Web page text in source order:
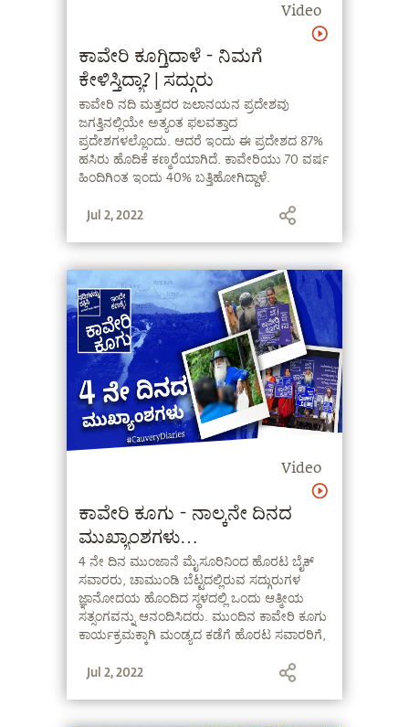
Video
ಕಾವೇರಿ ಕೂಗ್ತಿದಾಳೆ - ನಿಮಗೆ
ಕೇಳಿಸ್ತಿದ್ಯಾ? | ಸದ್ಗುರು
ಕಾವೇರಿ ನದಿ ಮತ್ತದರ ಜಲಾನಯನ ಪ್ರದೇಶವು
ಜಗತ್ತಿನಲ್ಲಿಯೇ ಅತ್ಯಂತ ಫಲವತ್ತಾದ
ಪ್ರದೇಶಗಳಲ್ಲೊಂದು. ಆದರೆ ಇಂದು ಈ ಪ್ರದೇಶದ 87%
ಹಸಿರು ಹೊದಿಕೆ ಕಣ್ಮರೆಯಾಗಿದೆ. ಕಾವೇರಿಯು 70 ವರ್ಷ
ಹಿಂದಿಗಿಂತ ಇಂದು 40% ಬತ್ತಿಹೋಗಿದ್ದಾಳೆ.
ಆದ್ದರಿಂದ ಮಳೆಯ ಸಮಯದಲ್ಲಿ ಎಲ್ಲಾ ನೀರು ಹರಿದು
ಅಭೂತಪೂರ್ವ ಅಭಿಯಾನ. ಇದು ಭಾರತದ
ಜೀವನಾಡಿಗಳಾದ ನದಿಗಳನ್ನು
ಪುನಶ್ಚೇತನಗೊಳಿಸುವುದು ಹೇಗೆ ಎಂಬ ಬಗ್ಗೆ ಮಾದರಿ
ರೂಪುರೇಷೆಯನ್ನು ಒದಗಿಸುತ್ತದೆ. ಇದು ಕಾವೇರಿ
ನದಿಯ ಪುನಶ್ಚೈತನ್ಯದ ಕಾರ್ಯವನ್ನು
ಪ್ರಾರಂಭಿಸುವುದಲ್ಲದೆ, 8.4 ಕೋಟಿ ಜನರ ಬದುಕನ್ನು
ರೂಪಾಂತರಿಸುತ್ತದೆ. #CauveryCalling
Jul 2, 2022
Video
ಕಾವೇರಿ ಕೂಗು - ನಾಲ್ಕನೇ ದಿನದ
ಮುಖ್ಯಾಂಶಗಳು
#CauveryDiaries
#CauveryCalling
4 ನೇ ದಿನ ಮುಂಜಾನೆ ಮೈಸೂರಿನಿಂದ ಹೊರಟ ಬೈಕ್‌
ಸವಾರರು, ಚಾಮುಂಡಿ ಬೆಟ್ಟದಲ್ಲಿರುವ ಸದ್ಗುರುಗಳ
ಜ್ಞಾನೋದಯ ಹೊಂದಿದ ಸ್ಥಳದಲ್ಲಿ ಒಂದು ಆತ್ಮೀಯ
ಸತ್ಸಂಗವನ್ನು ಆನಂದಿಸಿದರು. ಮುಂದಿನ ಕಾವೇರಿ ಕೂಗು
ಕಾರ್ಯಕ್ರಮಕ್ಕಾಗಿ ಮಂಡ್ಯದ ಕಡೆಗೆ ಹೊರಟ ಸವಾರರಿಗೆ,
ಬೆಂಬಲವು ಹೃದಯಸ್ಪರ್ಶಿಯಾಗಿತ್ತು. ನಂತರ
Jul 2, 2022